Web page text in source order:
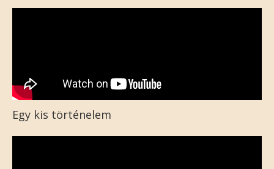
Egy kis történelem